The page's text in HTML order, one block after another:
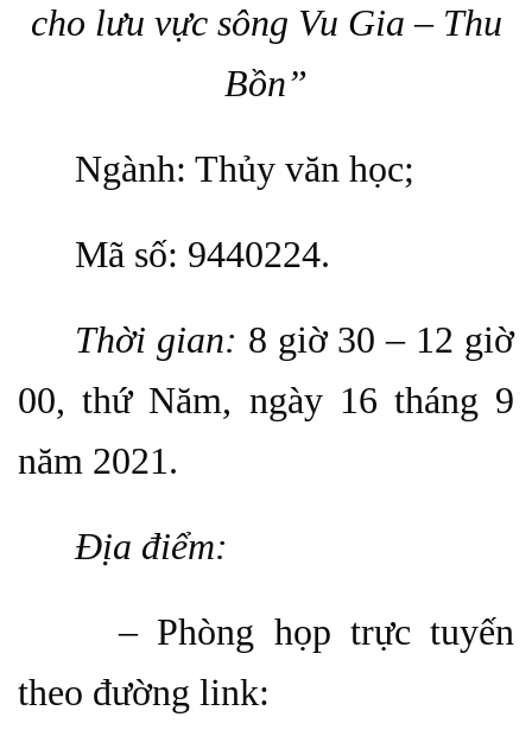
cho lưu vực sông Vu Gia – Thu
Bồn”
Ngành: Thủy văn học;
Mã số: 9440224.
Thời gian: 8 giờ 30 – 12 giờ
00, thứ Năm, ngày 16 tháng 9
năm 2021.
Địa điểm:
– Phòng họp trực tuyến
theo đường link: